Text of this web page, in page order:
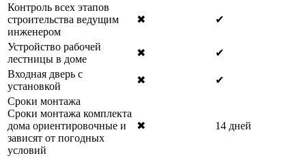
Контроль всех этапов
строительства ведущим
инженером
✖ ✔
Устройство рабочей
лестницы в доме
✖
✔
Входная дверь с
установкой
✖
✔
Сроки монтажа
Сроки монтажа комплекта
дома ориентировочные и
зависят от погодных
условий
✖ 14 дней